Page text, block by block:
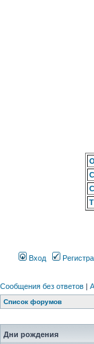
Вход
Сообщения без ответов |
Список форумов
Дни рождения